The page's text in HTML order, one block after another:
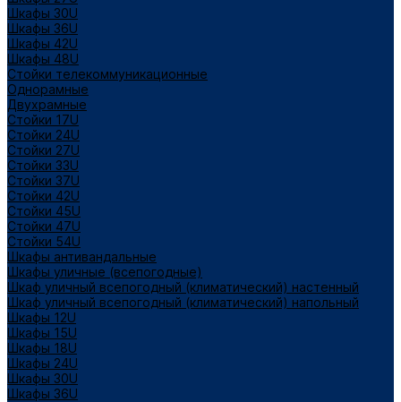
Шкафы 30U
Шкафы 36U
Шкафы 42U
Шкафы 48U
Стойки телекоммуникационные
Однорамные
Двухрамные
Стойки 17U
Стойки 24U
Стойки 27U
Стойки 33U
Стойки 37U
Стойки 42U
Стойки 45U
Стойки 47U
Стойки 54U
Шкафы антивандальные
Шкафы уличные (всепогодные)
Шкаф уличный всепогодный (климатический) настенный
Шкаф уличный всепогодный (климатический) напольный
Шкафы 12U
Шкафы 15U
Шкафы 18U
Шкафы 24U
Шкафы 30U
Шкафы 36U